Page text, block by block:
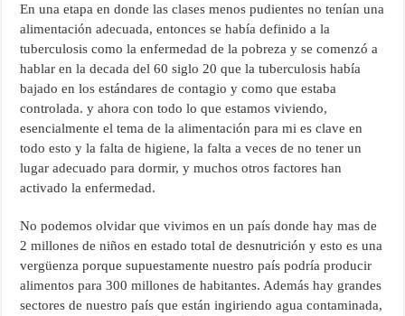
En una etapa en donde las clases menos pudientes no tenían una
alimentación adecuada, entonces se había definido a la
tuberculosis como la enfermedad de la pobreza y se comenzó a
hablar en la decada del 60 siglo 20 que la tuberculosis había
bajado en los estándares de contagio y como que estaba
controlada. y ahora con todo lo que estamos viviendo,
esencialmente el tema de la alimentación para mi es clave en
todo esto y la falta de higiene, la falta a veces de no tener un
lugar adecuado para dormir, y muchos otros factores han
activado la enfermedad.
No podemos olvidar que vivimos en un país donde hay mas de
2 millones de niños en estado total de desnutrición y esto es una
vergüenza porque supuestamente nuestro país podría producir
alimentos para 300 millones de habitantes. Además hay grandes
sectores de nuestro país que están ingiriendo agua contaminada,